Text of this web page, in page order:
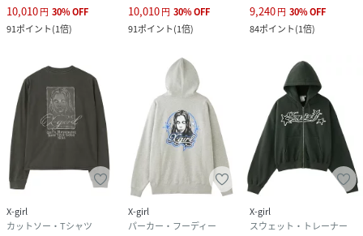
10,010円 30%OFF
91ポイント(1倍)
10,010円 30%OFF
91ポイント(1倍)
9,240円 30%OFF
84ポイント(1倍)
X-girl
カットソー・Tシャツ
X-girl
パーカー・フーディー
X-girl
スウェット・トレーナー